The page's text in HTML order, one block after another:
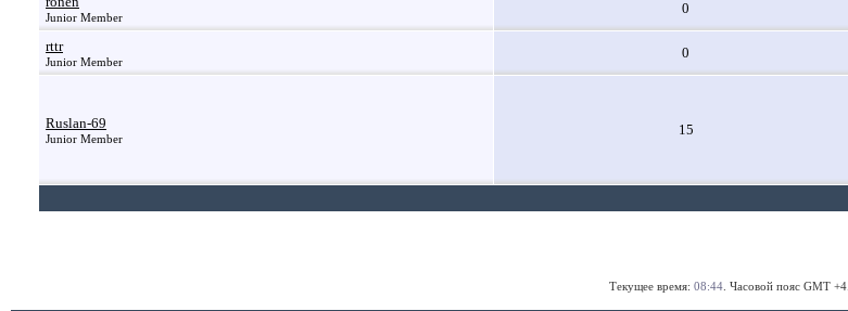
Junior Member
0
rttr
Junior Member
0
Ruslan-69
Junior Member
15
Текущее время: 08:44 . Часовой пояс GMT +4.